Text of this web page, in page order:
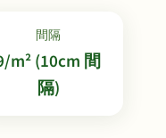
間隔
m² (10cm 間
隔)